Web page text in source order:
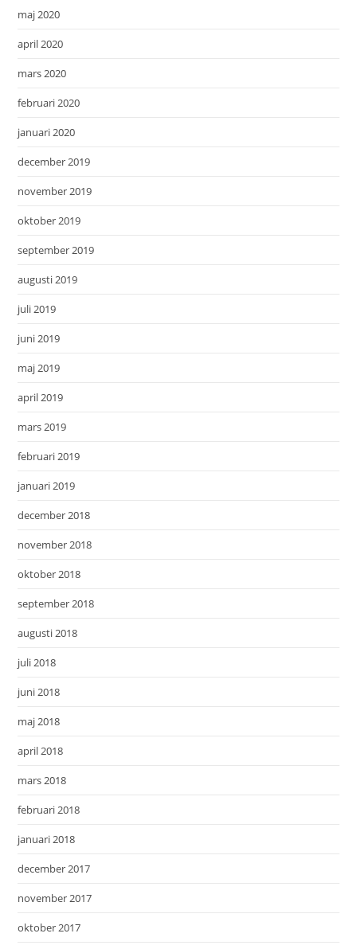
maj 2020
april 2020
mars 2020
februari 2020
januari 2020
december 2019
november 2019
oktober 2019
september 2019
augusti 2019
juli 2019
juni 2019
maj 2019
april 2019
mars 2019
februari 2019
januari 2019
december 2018
november 2018
oktober 2018
september 2018
augusti 2018
juli 2018
juni 2018
maj 2018
april 2018
mars 2018
februari 2018
januari 2018
december 2017
november 2017
oktober 2017